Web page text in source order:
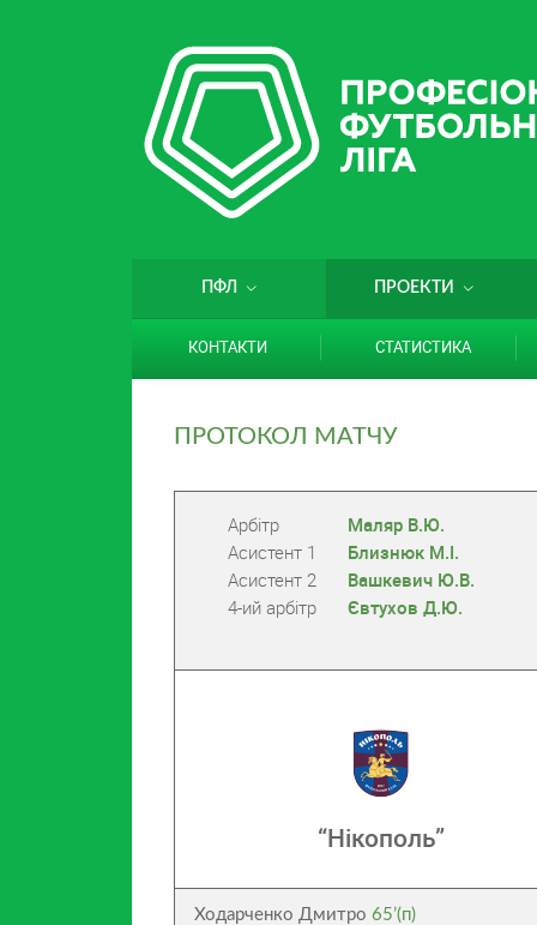
ПФЛ ПРОЕКТИ
КОНТАКТИ СТАТИСТИКА
ПРОТОКОЛ МАТЧУ
Арбітр
Маляр В.Ю.
Асистент 1
Близнюк М.І.
Асистент 2
Вашкевич Ю.В.
4-ий арбітр
Євтухов Д.Ю.
“Нікополь”
Ходарченко Дмитро65’(п)